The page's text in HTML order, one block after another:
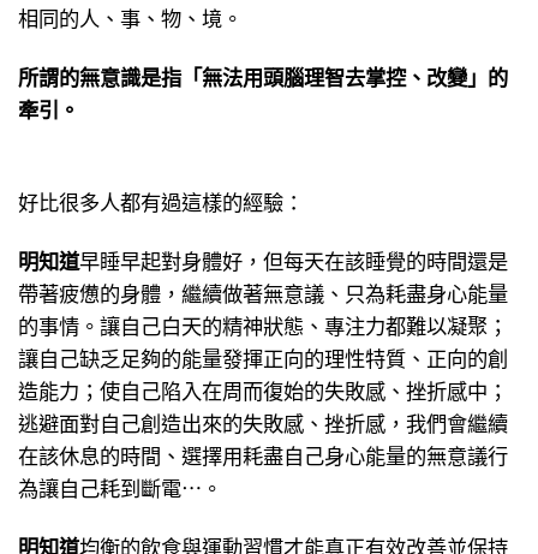
相同的人、事、物、境。
所謂的無意識是指「無法用頭腦理智去掌控、改變」的
牽引。
好比很多人都有過這樣的經驗：
明知道早睡早起對身體好，但每天在該睡覺的時間還是
帶著疲憊的身體，繼續做著無意議、只為耗盡身心能量
的事情。讓自己白天的精神狀態、專注力都難以凝聚；
讓自己缺乏足夠的能量發揮正向的理性特質、正向的創
造能力；使自己陷入在周而復始的失敗感、挫折感中；
逃避面對自己創造出來的失敗感、挫折感，我們會繼續
在該休息的時間、選擇用耗盡自己身心能量的無意議行
為讓自己耗到斷電⋯。
明知道均衡的飲食與運動習慣才能真正有效改善並保持